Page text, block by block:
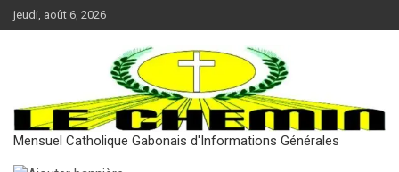
Aller
au
jeudi, août 6, 2026
Mensuel Catholique Gabonais d'Informations Générales